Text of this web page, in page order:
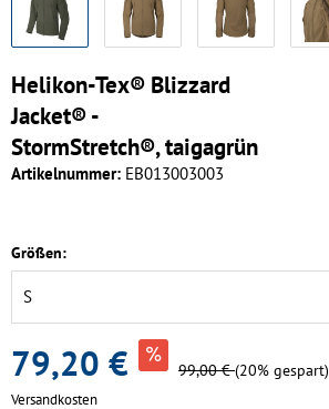
Helikon-Tex® Blizzard
Jacket® -
StormStretch®, taigagrün
Artikelnummer: EB013003003
Größen:
79,20 € 99,00 €(20% gespart)
Versandkosten